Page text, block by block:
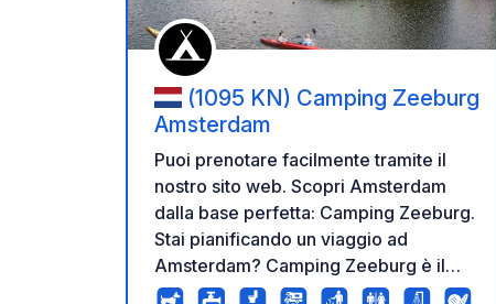
(1095 KN) Camping Zeeburg
Amsterdam
Puoi prenotare facilmente tramite il
nostro sito web. Scopri Amsterdam
dalla base perfetta: Camping Zeeburg.
Stai pianificando un viaggio ad
Amsterdam? Camping Zeeburg è il
posto giusto. Il campeggio si trova su